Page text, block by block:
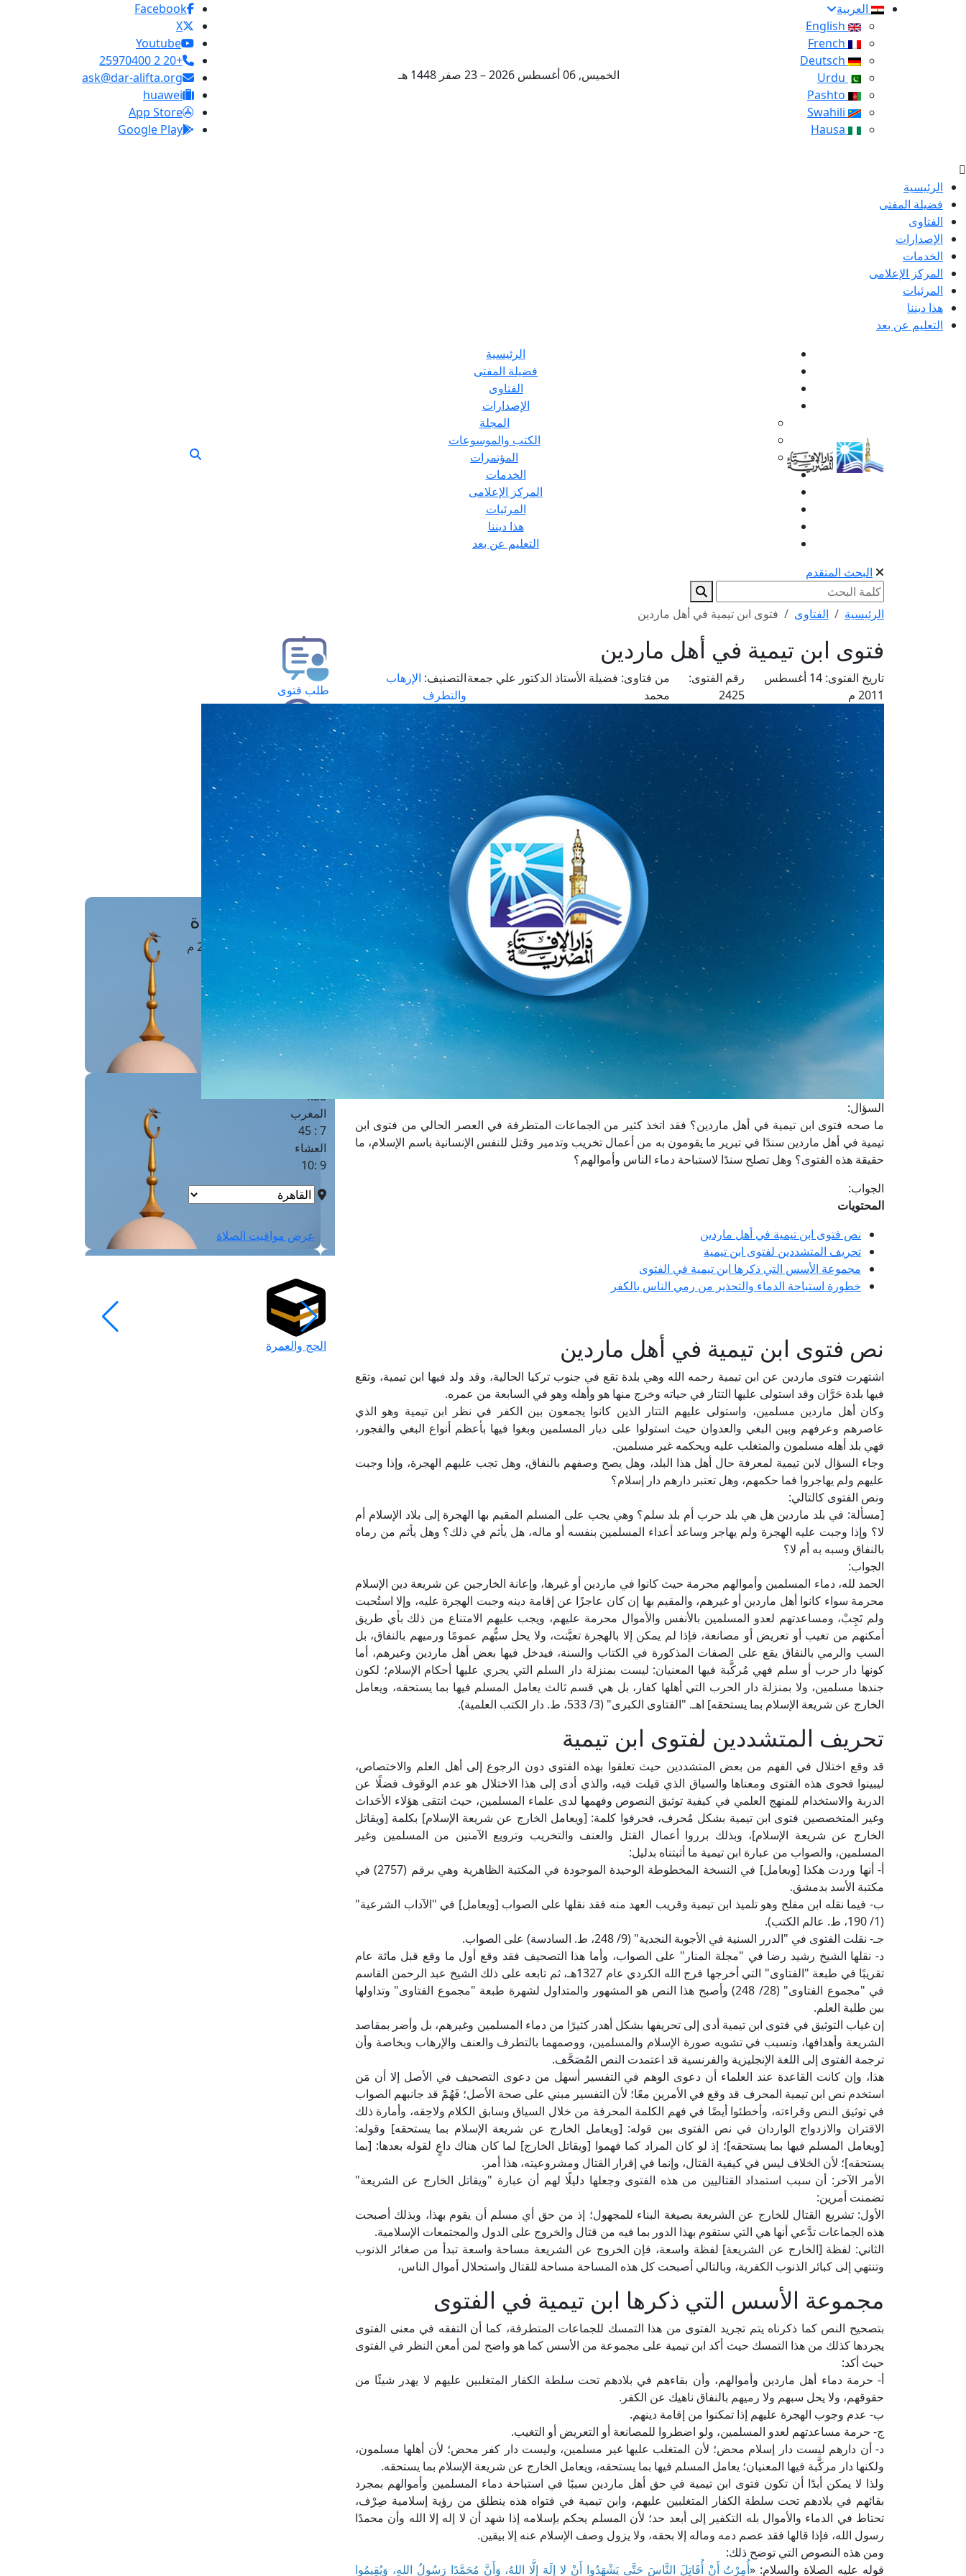
العربية
الخميس, 06 أغسطس 2026 – 23 صفر 1448 هـ
Facebook
X
Youtube
+20 2 25970400
ask@dar-alifta.org
huawei
App Store
Google Play
الرئيسية
فضيلة المفتى
الفتاوى
الإصدارات
الخدمات
المركز الإعلامى
المرئيات
هذا ديننا
التعليم عن بعد
الرئيسية
فضيلة المفتى
الفتاوى
الإصدارات
المجلة
الكتب والموسوعات
المؤتمرات
الخدمات
المركز الإعلامى
المرئيات
هذا ديننا
التعليم عن بعد
البحث المتقدم
الرئيسية الفتاوى فتوى ابن تيمية في أهل ماردين
فتوى ابن تيمية في أهل ماردين
تاريخ الفتوى:
14 أغسطس
2011 م
رقم الفتوى:
2425
من فتاوى: فضيلة الأستاذ الدكتور علي جمعة
محمد
التصنيف: الإرهاب
والتطرف
السؤال:
ما صحه فتوى ابن تيمية في أهل ماردين؟ فقد اتخذ كثير من الجماعات المتطرفة في العصر الحالي من فتوى ابن
تيمية في أهل ماردين سندًا في تبرير ما يقومون به من أعمال تخريب وتدمير وقتل للنفس الإنسانية باسم الإسلام، ما
حقيقة هذه الفتوى؟ وهل تصلح سندًا لاستباحة دماء الناس وأموالهم؟
الجواب:
المحتويات
نص فتوى ابن تيمية في أهل ماردين
تحريف المتشددين لفتوى ابن تيمية
مجموعة الأسس التي ذكرها ابن تيمية في الفتوى
خطورة استباحة الدماء والتحذير من رمي الناس بالكفر
نص فتوى ابن تيمية في أهل ماردين
اشتهرت فتوى ماردين عن ابن تيمية رحمه الله وهي بلدة تقع في جنوب تركيا الحالية، وقد ولد فيها ابن تيمية، وتقع
فيها بلدة حَرَّان وقد استولى عليها التتار في حياته وخرج منها هو وأهله وهو في السابعة من عمره.
وكان أهل ماردين مسلمين، واستولى عليهم التتار الذين كانوا يجمعون بين الكفر في نظر ابن تيمية وهو الذي
عاصرهم وعرفهم وبين البغي والعدوان حيث استولوا على ديار المسلمين وبغوا فيها بأعظم أنواع البغي والفجور،
فهي بلد أهله مسلمون والمتغلب عليه ويحكمه غير مسلمين.
وجاء السؤال لابن تيمية لمعرفة حال أهل هذا البلد، وهل يصح وصفهم بالنفاق، وهل تجب عليهم الهجرة، وإذا وجبت
عليهم ولم يهاجروا فما حكمهم، وهل تعتبر دارهم دار إسلام؟
ونص الفتوى كالتالي:
[مسألة: في بلد ماردين هل هي بلد حرب أم بلد سلم؟ وهي يجب على المسلم المقيم بها الهجرة إلى بلاد الإسلام أم
لا؟ وإذا وجبت عليه الهجرة ولم يهاجر وساعد أعداء المسلمين بنفسه أو ماله، هل يأثم في ذلك؟ وهل يأثم من رماه
بالنفاق وسبه به أم لا؟
الجواب:
الحمد لله، دماء المسلمين وأموالهم محرمة حيث كانوا في ماردين أو غيرها، وإعانة الخارجين عن شريعة دين الإسلام
محرمة سواء كانوا أهل ماردين أو غيرهم، والمقيم بها إن كان عاجزًا عن إقامة دينه وجبت الهجرة عليه، وإلا استُحبت
ولم تَجِبْ، ومساعدتهم لعدو المسلمين بالأنفس والأموال محرمة عليهم، ويجب عليهم الامتناع من ذلك بأي طريق
أمكنهم من تغيب أو تعريض أو مصانعة، فإذا لم يمكن إلا بالهجرة تعيَّنت، ولا يحل سبُّهم عمومًا ورميهم بالنفاق، بل
السب والرمي بالنفاق يقع على الصفات المذكورة في الكتاب والسنة، فيدخل فيها بعض أهل ماردين وغيرهم، أما
كونها دار حرب أو سلم فهي مُركَّبة فيها المعنيان: ليست بمنزلة دار السلم التي يجري عليها أحكام الإسلام؛ لكون
جندها مسلمين، ولا بمنزلة دار الحرب التي أهلها كفار، بل هي قسم ثالث يعامل المسلم فيها بما يستحقه، ويعامل
الخارج عن شريعة الإسلام بما يستحقه] اهـ. "الفتاوى الكبرى" (3/ 533، ط. دار الكتب العلمية).
تحريف المتشددين لفتوى ابن تيمية
قد وقع اختلال في الفهم من بعض المتشددين حيث تعلقوا بهذه الفتوى دون الرجوع إلى أهل العلم والاختصاص،
ليبينوا فحوى هذه الفتوى ومعناها والسياق الذي قيلت فيه، والذي أدى إلى هذا الاختلال هو عدم الوقوف فضلًا عن
الدربة والاستخدام للمنهج العلمي في كيفية توثيق النصوص وفهمها لدى علماء المسلمين، حيث انتقى هؤلاء الأحَداث
وغير المتخصصين فتوى ابن تيمية بشكل مُحرف، فحرفوا كلمة: [ويعامل الخارج عن شريعة الإسلام] بكلمة [ويقاتل
الخارج عن شريعة الإسلام]، وبذلك برروا أعمال القتل والعنف والتخريب وترويع الآمنين من المسلمين وغير
المسلمين، والصواب من عبارة ابن تيمية ما أثبتناه بدليل:
أ- أنها وردت هكذا [ويعامل] في النسخة المخطوطة الوحيدة الموجودة في المكتبة الظاهرية وهي برقم (2757) في
مكتبة الأسد بدمشق.
ب- فيما نقله ابن مفلح وهو تلميذ ابن تيمية وقريب العهد منه فقد نقلها على الصواب [ويعامل] في "الآداب الشرعية"
(1/ 190، ط. عالم الكتب).
جـ- نقلت الفتوى في "الدرر السنية في الأجوبة النجدية" (9/ 248، ط. السادسة) على الصواب.
د- نقلها الشيخ رشيد رضا في "مجلة المنار" على الصواب، وأما هذا التصحيف فقد وقع أول ما وقع قبل مائة عام
تقريبًا في طبعة "الفتاوى" التي أخرجها فرج الله الكردي عام 1327هـ، ثم تابعه على ذلك الشيخ عبد الرحمن القاسم
في "مجموع الفتاوى" (28/ 248) وأصبح هذا النص هو المشهور والمتداول لشهرة طبعة "مجموع الفتاوى" وتداولها
بين طلبة العلم.
إن غياب التوثيق في فتوى ابن تيمية أدى إلى تحريفها بشكل أهدر كثيرًا من دماء المسلمين وغيرهم، بل وأضر بمقاصد
الشريعة وأهدافها، وتسبب في تشويه صورة الإسلام والمسلمين، ووصمهما بالتطرف والعنف والإرهاب وبخاصة وأن
ترجمة الفتوى إلى اللغة الإنجليزية والفرنسية قد اعتمدت النص المُصَحَّف.
هذا، وإن كانت القاعدة عند العلماء أن دعوى الوهم في التفسير أسهل من دعوى التصحيف في الأصل إلا أن مَن
استخدم نص ابن تيمية المحرف قد وقع في الأمرين معًا؛ لأن التفسير مبني على صحة الأصل؛ فَهُمْ قد جانبهم الصواب
في توثيق النص وقراءته، وأخطئوا أيضًا في فهم الكلمة المحرفة من خلال السياق وسابق الكلام ولاحِقه، وأمارة ذلك
الاقتران والازدواج الواردان في نص الفتوى بين قوله: [ويعامل الخارج عن شريعة الإسلام بما يستحقه] وقوله:
[ويعامل المسلم فيها بما يستحقه]؛ إذ لو كان المراد كما فهموا [ويقاتل الخارج] لما كان هناك داعٍ لقوله بعدها: [بما
يستحقه]؛ لأن الخلاف ليس في كيفية القتال، وإنما في إقرار القتال ومشروعيته، هذا أمر.
الأمر الآخر: أن سبب استمداد القتاليين من هذه الفتوى وجعلها دليلًا لهم أن عبارة "ويقاتل الخارج عن الشريعة"
تضمنت أمرين:
الأول: تشريع القتال للخارج عن الشريعة بصيغة البناء للمجهول؛ إذ من حق أي مسلم أن يقوم بهذا، وبذلك أصبحت
هذه الجماعات تدَّعي أنها هي التي ستقوم بهذا الدور بما فيه من قتال والخروج على الدول والمجتمعات الإسلامية.
الثاني: لفظة [الخارج عن الشريعة] لفظة واسعة، فإن الخروج عن الشريعة مساحة واسعة تبدأ من صغائر الذنوب
وتنتهي إلى كبائر الذنوب الكفرية، وبالتالي أصبحت كل هذه المساحة مساحة للقتال واستحلال أموال الناس،
مجموعة الأسس التي ذكرها ابن تيمية في الفتوى
بتصحيح النص كما ذكرناه يتم تجريد الفتوى من هذا التمسك للجماعات المتطرفة، كما أن التفقه في معنى الفتوى
يجردها كذلك من هذا التمسك حيث أكد ابن تيمية على مجموعة من الأسس كما هو واضح لمن أمعن النظر في الفتوى
حيث أكد:
أ- حرمة دماء أهل ماردين وأموالهم، وأن بقاءهم في بلادهم تحت سلطة الكفار المتغلبين عليهم لا يهدر شيئًا من
حقوقهم، ولا يحل سبهم ولا رميهم بالنفاق ناهيك عن الكفر.
ب- عدم وجوب الهجرة عليهم إذا تمكنوا من إقامة دينهم.
ج- حرمة مساعدتهم لعدو المسلمين، ولو اضطروا للمصانعة أو التعريض أو التغيب.
د- أن دارهم ليست دار إسلام محض؛ لأن المتغلب عليها غير مسلمين، وليست دار كفر محض؛ لأن أهلها مسلمون،
ولكنها دار مركَّبة فيها المعنيان؛ يعامل المسلم فيها بما يستحقه، ويعامل الخارج عن شريعة الإسلام بما يستحقه.
ولذا لا يمكن أبدًا أن تكون فتوى ابن تيمية في حق أهل ماردين سببًا في استباحة دماء المسلمين وأموالهم بمجرد
بقائهم في بلادهم تحت سلطة الكفار المتغلبين عليهم، وابن تيمية في فتواه هذه ينطلق من رؤية إسلامية صِرْف،
تحتاط في الدماء والأموال بله التكفير إلى أبعد حد؛ لأن المسلم يحكم بإسلامه إذا شهد أن لا إله إلا الله وأن محمدًا
رسول الله، فإذا قالها فقد عصم دمه وماله إلا بحقه، ولا يزول وصف الإسلام عنه إلا بيقين.
ومن هذه النصوص التي توضح ذلك:
قوله عليه الصلاة والسلام: «أُمِرْتُ أَنْ أُقَاتِلَ النَّاسَ حَتَّى يَشْهَدُوا أَنْ لا إِلَهَ إِلَّا اللهُ، وَأَنَّ مُحَمَّدًا رَسُولُ اللهِ، وَيُقِيمُوا
طلب فتوى
استعلام عن فتوى
حجز موعد
الفتوى الهاتفية
مَواقِيتُ الصَّـــلاة
القاهرة · 06 أغسطس 2026 م
4 :40
الشروق
6 :17
4:38
المغرب
7 : 45
العشاء
9 :10
عرض مواقيت الصلاة
الحج والعمرة